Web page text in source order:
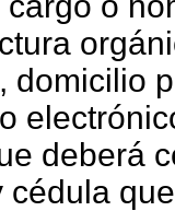
domicilio
deberá